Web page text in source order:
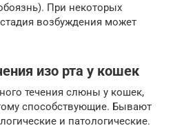
При некоторых
возбуждения может
изо рта у кошек
течения слюны у кошек,
способствующие. Бывают
и патологические.